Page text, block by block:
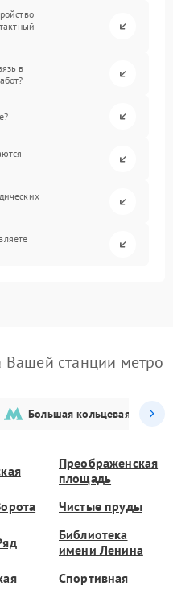
в
станции метро
Большая кольцевая
Преображенская
площадь
Чистые пруды
Библиотека
имени Ленина
Спортивная